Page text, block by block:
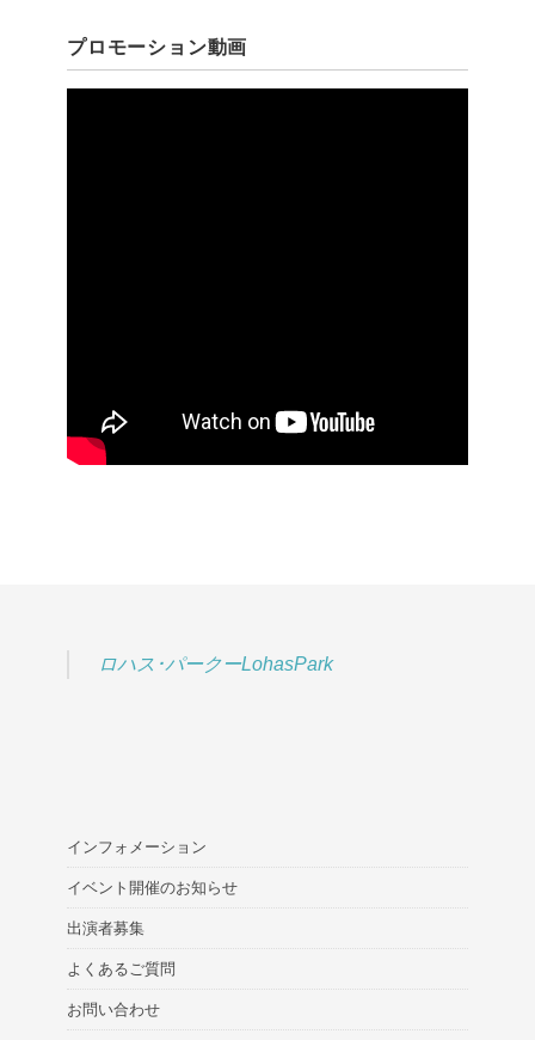
プロモーション動画
ロハス･パークーLohasPark
インフォメーション
イベント開催のお知らせ
出演者募集
よくあるご質問
お問い合わせ